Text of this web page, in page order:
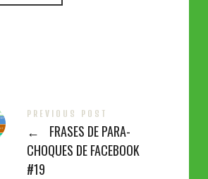
PREVIOUS POST
←
FRASES DE PARA-
CHOQUES DE FACEBOOK
#19